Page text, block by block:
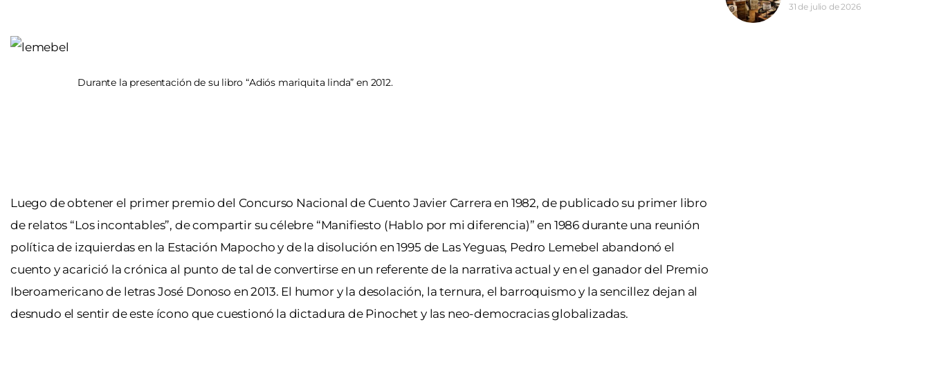
Durante la presentación de su libro “Adiós mariquita linda” en 2012.
Luego de obtener el primer premio del Concurso Nacional de Cuento Javier Carrera en 1982, de publicado su primer libro
de relatos “Los incontables”, de compartir su célebre “Manifiesto (Hablo por mi diferencia)” en 1986 durante una reunión
política de izquierdas en la Estación Mapocho y de la disolución en 1995 de Las Yeguas, Pedro Lemebel abandonó el
cuento y acarició la crónica al punto de tal de convertirse en un referente de la narrativa actual y en el ganador del Premio
Iberoamericano de letras José Donoso en 2013. El humor y la desolación, la ternura, el barroquismo y la sencillez dejan al
desnudo el sentir de este ícono que cuestionó la dictadura de Pinochet y las neo-democracias globalizadas.
31 de julio de 2026